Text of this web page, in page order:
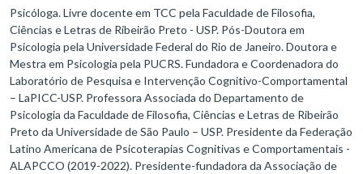
Psicóloga. Livre docente em TCC pela Faculdade de Filosofia,
Ciências e Letras de Ribeirão Preto - USP. Pós-Doutora em
Psicologia pela Universidade Federal do Rio de Janeiro. Doutora e
Mestra em Psicologia pela PUCRS. Fundadora e Coordenadora do
Laboratório de Pesquisa e Intervenção Cognitivo-Comportamental
– LaPICC-USP. Professora Associada do Departamento de
Psicologia da Faculdade de Filosofia, Ciências e Letras de Ribeirão
Preto da Universidade de São Paulo – USP. Presidente da Federação
Latino Americana de Psicoterapias Cognitivas e Comportamentais -
ALAPCCO (2019-2022). Presidente-fundadora da Associação de